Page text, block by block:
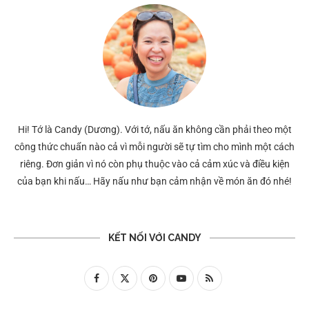
Hi! Tớ là Candy (Dương). Với tớ, nấu ăn không cần phải theo một
công thức chuẩn nào cả vì mỗi người sẽ tự tìm cho mình một cách
riêng. Đơn giản vì nó còn phụ thuộc vào cả cảm xúc và điều kiện
của bạn khi nấu… Hãy nấu như bạn cảm nhận về món ăn đó nhé!
KẾT NỐI VỚI CANDY